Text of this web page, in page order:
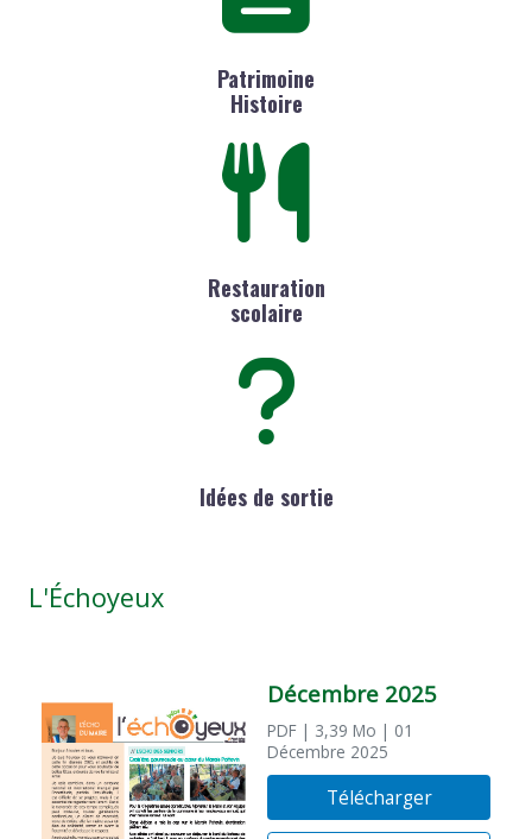
Patrimoine
Histoire
Restauration
scolaire
Idées de sortie
L'Échoyeux
Décembre 2025
PDF | 3,39 Mo | 01
Décembre 2025
Télécharger